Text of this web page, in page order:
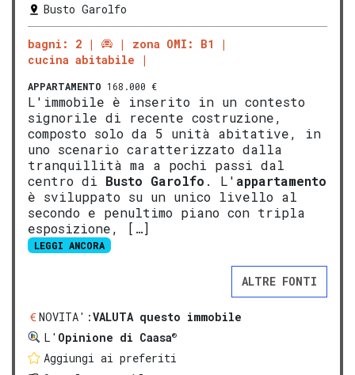
Busto Garolfo
bagni: 2
zona OMI: B1
cucina abitabile
APPARTAMENTO 168.000 €
L'immobile è inserito in un contesto
signorile di recente costruzione,
composto solo da 5 unità abitative, in
uno scenario caratterizzato dalla
tranquillità ma a pochi passi dal
centro di Busto Garolfo . L' appartamento
è sviluppato su un unico livello al
secondo e penultimo piano con tripla
esposizione, […]
LEGGI ANCORA
ALTRE FONTI
NOVITA':VALUTA questo immobile
L' Opinione di Caasa®
Aggiungi ai preferiti